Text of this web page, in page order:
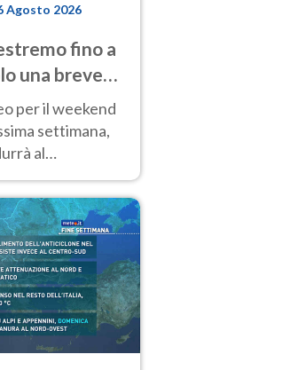
Agosto 2026
fino a
una breve
per il weekend
settimana,
al
elevate